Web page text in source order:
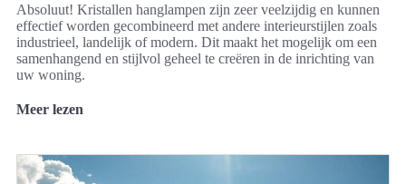
Absoluut! Kristallen hanglampen zijn zeer veelzijdig en kunnen
effectief worden gecombineerd met andere interieurstijlen zoals
industrieel, landelijk of modern. Dit maakt het mogelijk om een
samenhangend en stijlvol geheel te creëren in de inrichting van
uw woning.
Meer lezen